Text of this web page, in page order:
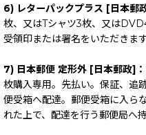
6) レターパックプラス [日本郵
枚、又はTシャツ3枚、又は
受領印または署名をいただきま
7) 日本郵便 定形外 [日本郵政]：
枚購入専用。先払い。保証、追
便受箱へ配達。郵便受箱に入ら
れた上で、配達を行う郵便局へ